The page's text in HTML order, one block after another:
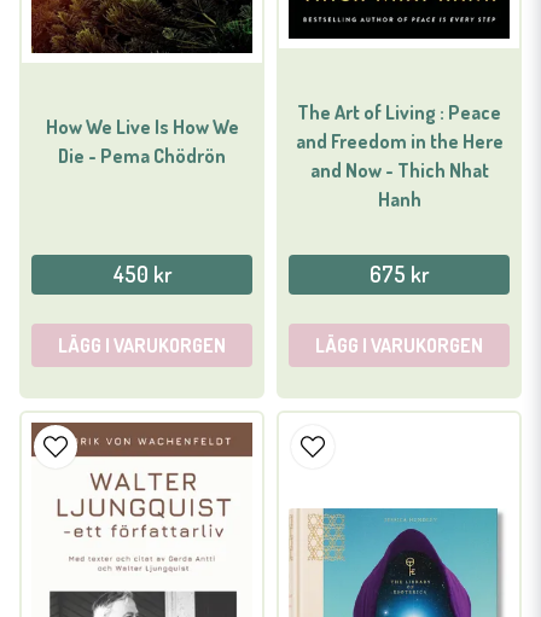
How We Live Is How We
Die - Pema Chödrön
450 kr
LÄGG I VARUKORGEN
The Art of Living : Peace
and Freedom in the Here
and Now - Thich Nhat
Hanh
675 kr
LÄGG I VARUKORGEN